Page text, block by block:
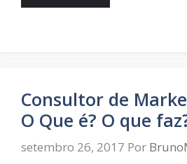
Consultor de
O Que é? O que
setembro 26, 2017 Por